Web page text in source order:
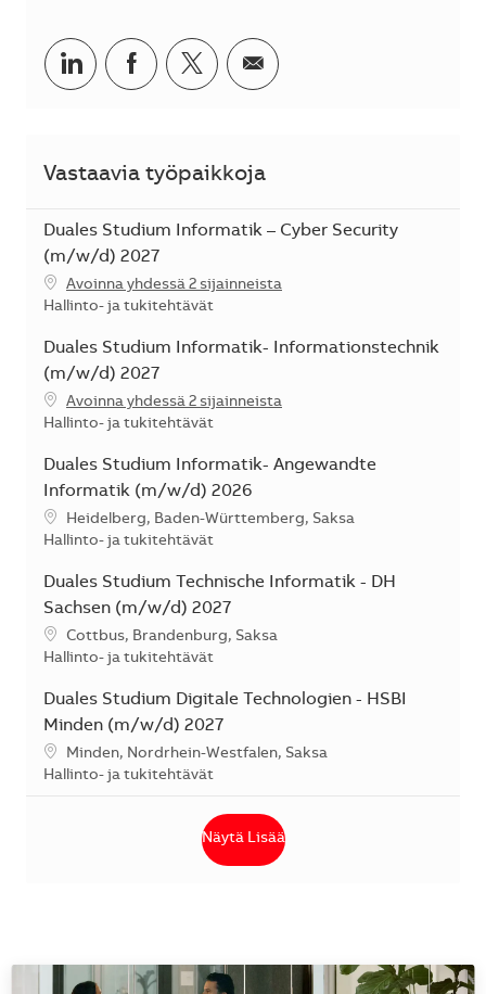
Jaa LinkedInissä
Jaa Facebookissa
Jaa Twitterissä
Jaa sähköpostilla
Vastaavia työpaikkoja
Duales Studium Informatik – Cyber Security
(m/w/d) 2027
Avoinna yhdessä 2 sijainneista
Kategoria
Hallinto- ja tukitehtävät
Duales Studium Informatik- Informationstechnik
(m/w/d) 2027
Avoinna yhdessä 2 sijainneista
Kategoria
Hallinto- ja tukitehtävät
Duales Studium Informatik- Angewandte
Informatik (m/w/d) 2026
SijaintiHeidelberg, Baden-Württemberg, Saksa
Kategoria
Hallinto- ja tukitehtävät
Duales Studium Technische Informatik - DH
Sachsen (m/w/d) 2027
SijaintiCottbus, Brandenburg, Saksa
Kategoria
Hallinto- ja tukitehtävät
Duales Studium Digitale Technologien - HSBI
Minden (m/w/d) 2027
SijaintiMinden, Nordrhein-Westfalen, Saksa
Kategoria
Hallinto- ja tukitehtävät
Näytä Lisää